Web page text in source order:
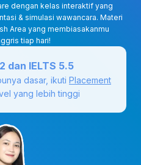
dengan kelas interaktif yang
& simulasi wawancara. Materi
Area yang membiasakanmu
tiap hari!
dan IELTS 5.5
dasar, ikuti Placement
yang lebih tinggi